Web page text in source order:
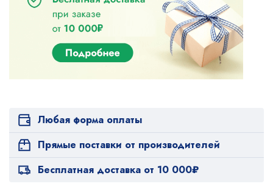
Любая форма оплаты
Прямые поставки от производителей
Бесплатная доставка от 10 000₽